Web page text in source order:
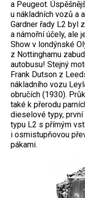
a Peugeot.
u nákladních vozů a
Gardner řady L2 byl
a námořní účely, ale
Show v londýnské
z Nottinghamu
autobusu! Stejný
Frank Dutson z
nákladního vozu
obručích (1930).
také k přerodu
dieselové typy,
typu L2 s přímým
i osmistupňovou
pákami.